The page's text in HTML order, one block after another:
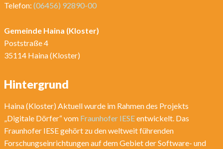
Telefon: (06456) 92890-00
Gemeinde Haina (Kloster)
Poststraße 4
35114 Haina (Kloster)
Hintergrund
Haina (Kloster) Aktuell wurde im Rahmen des Projekts
„Digitale Dörfer“ vom Fraunhofer IESEentwickelt. Das
Fraunhofer IESE gehört zu den weltweit führenden
Forschungseinrichtungen auf dem Gebiet der Software- und